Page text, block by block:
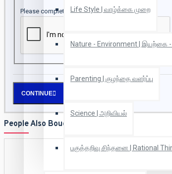
Life Style | வாழ்க்கை முறை
Nature - Environment | இயற்கை -
Parenting | குழந்தை வளர்ப்பு
Science | அறிவியல்
பகுத்தறிவு சிந்தனை | Rational
Please complete the captcha validation below
CONTINUE
People Also Bought